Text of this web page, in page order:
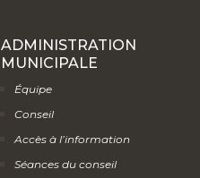
ADMINISTRATION
MUNICIPALE
Équipe
Conseil
Accès à l’information
Séances du conseil